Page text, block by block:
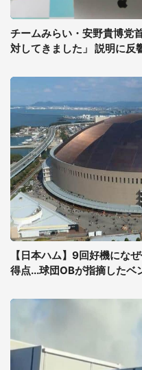
チームみらい・安野貴博党
対してきました」 説明に反
【日本ハム】9回好機にな
得点...球団OBが指摘したベ